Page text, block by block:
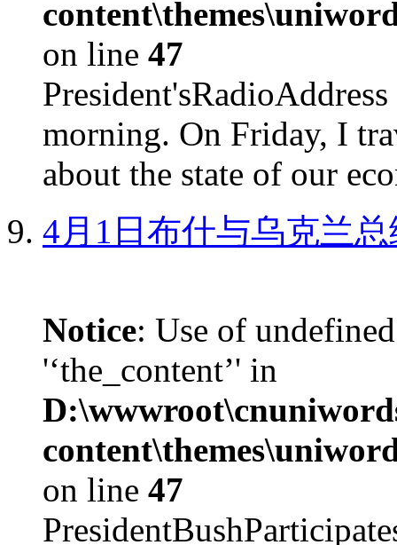
on line 47
morning. On Friday, I
about the state of our
4月1日布什与乌克兰
Notice: Use of
'‘the_content’' in
on line 47